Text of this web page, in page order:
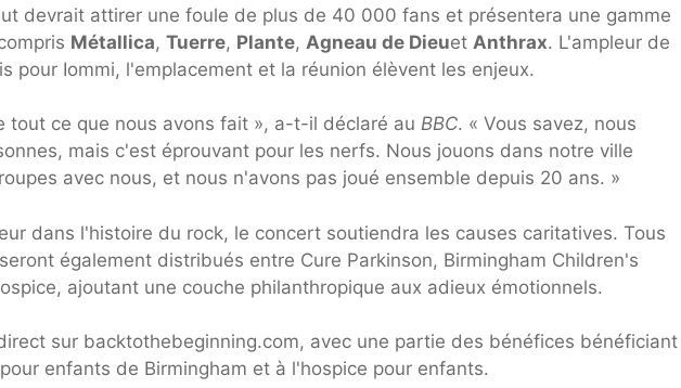
devrait attirer une foule de plus de 40 000 fans et présentera une gamme
Métallica, Tuerre, Plante, Agneau de Dieuet Anthrax. L'ampleur de
pour Iommi, l'emplacement et la réunion élèvent les enjeux.
tout ce que nous avons fait », a-t-il déclaré au BBC. « Vous savez, nous
mais c'est éprouvant pour les nerfs. Nous jouons dans notre ville
avec nous, et nous n'avons pas joué ensemble depuis 20 ans. »
dans l'histoire du rock, le concert soutiendra les causes caritatives. Tous
également distribués entre Cure Parkinson, Birmingham Children's
ajoutant une couche philanthropique aux adieux émotionnels.
sur backtothebeginning.com, avec une partie des bénéfices bénéficiant
enfants de Birmingham et à l'hospice pour enfants.